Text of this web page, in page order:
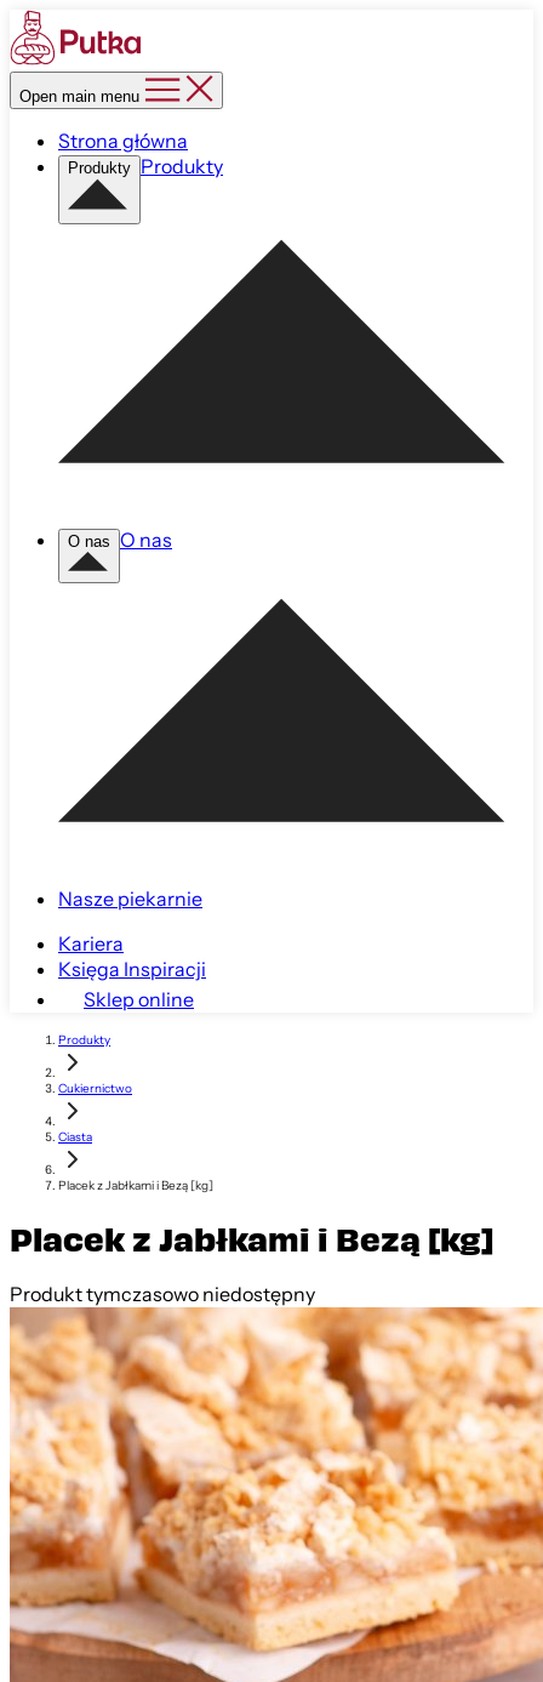
Open main menu
Strona główna
Produkty Produkty
O nas O nas
Nasze piekarnie
Kariera
Księga Inspiracji
Sklep online
Produkty
Cukiernictwo
Ciasta
Placek z Jabłkami i Bezą [kg]
Placek z Jabłkami i Bezą [kg]
Produkt tymczasowo niedostępny